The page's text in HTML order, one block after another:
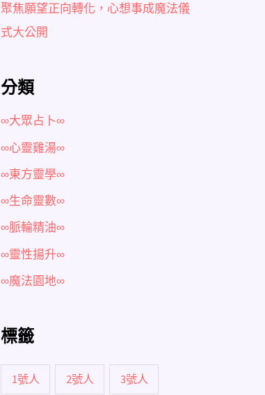
聚焦願望正向轉化，心想事成魔法儀
式大公開
分類
∞大眾占卜∞
∞心靈雞湯∞
∞東方靈學∞
∞生命靈數∞
∞脈輪精油∞
∞靈性揚升∞
∞魔法園地∞
標籤
1號人 2號人 3號人